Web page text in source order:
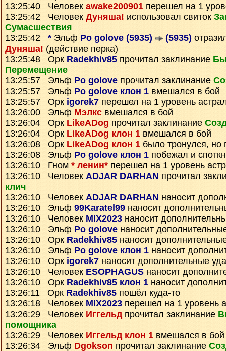
13:25:40 Человек awake200901 перешел на 1
13:25:42 Человек Дуняша! использовал свиток
Сумаcшествия
13:25:42 * Эльф Po golove (5935) (5935)
Дуняша! (действие перка)
13:25:48 Орк Radekhiv85 прочитал заклинание
Перемещение
13:25:57 Эльф Po golove прочитал заклинание
13:25:57 Эльф Po golove клон 1 вмешался в бой
13:25:57 Орк igorek7 перешел на 1 уровень
13:26:00 Эльф Мэлкс вмешался в бой
13:26:04 Орк LikeADog прочитал заклинание
13:26:04 Орк LikeADog клон 1 вмешался в бой
13:26:08 Орк LikeADog клон 1 было тронулся, но
13:26:08 Эльф Po golove клон 1 побежал и
13:26:10 Гном * ленин* перешел на 1 уровень
13:26:10 Человек ADJAR DARHAN прочитал
клич
13:26:10 Человек ADJAR DARHAN наносит
13:26:10 Эльф 99Karatel99 наносит
13:26:10 Человек MIX2023 наносит
13:26:10 Эльф Po golove наносит
13:26:10 Орк Radekhiv85 наносит
13:26:10 Эльф Po golove клон 1 наносит
13:26:10 Орк igorek7 наносит дополнительные
13:26:10 Человек ESOPHAGUS наносит
13:26:10 Орк Radekhiv85 клон 1 наносит
13:26:11 Орк Radekhiv85 пошёл куда-то
13:26:18 Человек MIX2023 перешел на 1 уровень
13:26:29 Человек Иггельдпрочитал заклинание
помощника
13:26:29 Человек Иггельд клон 1 вмешался в бой
13:26:34 Эльф Dgokson прочитал заклинание